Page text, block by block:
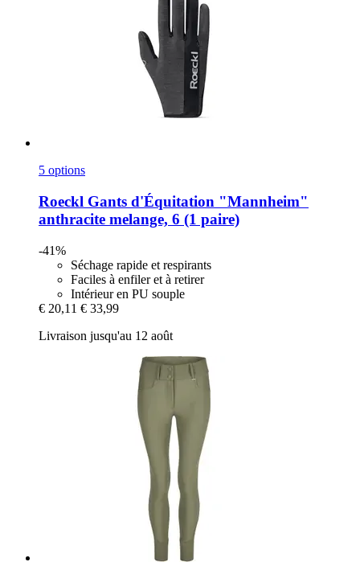
5 options
Roeckl Gants d'Équitation "Mannheim"
anthracite melange, 6 (1 paire)
-41%
Séchage rapide et respirants
Faciles à enfiler et à retirer
Intérieur en PU souple
€ 20,11 € 33,99
Livraison jusqu'au 12 août